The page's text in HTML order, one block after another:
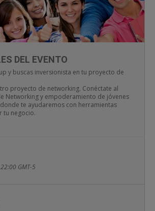
DEL EVENTO
y buscas inversionista en tu proyecto de
proyecto de networking. Conéctate al
Networking y empoderamiento de jóvenes
te ayudaremos con herramientas
tu negocio.
GMT-5